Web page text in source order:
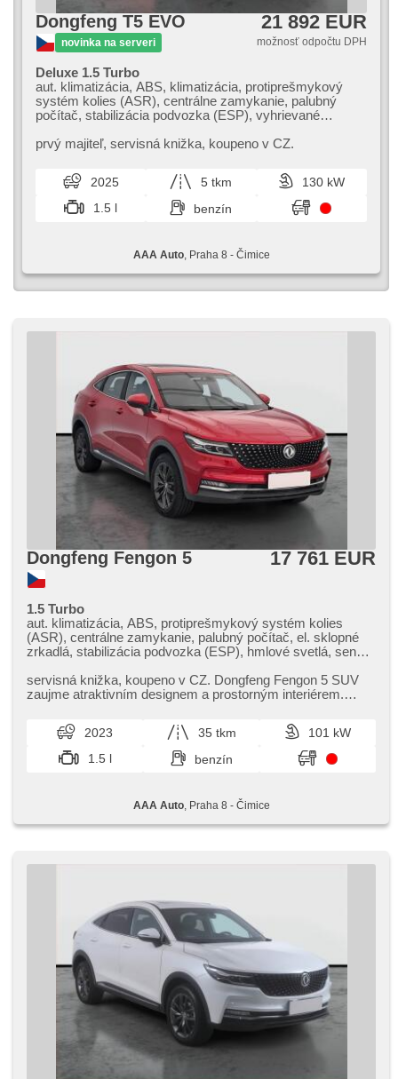
Dongfeng T5 EVO
novinka na serveri
21 892 EUR
možnosť odpočtu DPH
Deluxe 1.5 Turbo
aut. klimatizácia, ABS, klimatizácia, protiprešmykový
systém kolies (ASR), centrálne zamykanie, palubný
počítač, stabilizácia podvozka (ESP), vyhrievané
pneumatikách, USB, 8x airbag, el. nastaviteľné sedadlá,
nosič, strešné okno, autorádio, aut. prevodovka
prvý majiteľ,​ servisná knižka,​ koupeno v CZ.
2025 5 tkm
130 kW
1.5 l
benzín
AAA Auto, Praha 8 - Čimice
Dongfeng Fengon 5 17 761 EUR
1.5 Turbo
aut. klimatizácia, ABS, protiprešmykový systém kolies
(ASR), centrálne zamykanie, palubný počítač, el. sklopné
zrkadlá, stabilizácia podvozka (ESP), hmlové svetlá, senzor
pneumatikách, USB, 4x airbag, el. nastaviteľné sedadlá,
panoramatická strecha, parkovací asistent, posilňovač
servisná knižka,​ koupeno v CZ. Dongfeng Fengon 5 SUV
zaujme atraktivním designem a prostorným interiérem.
2023 35 tkm
101 kW
1.5 l
benzín
AAA Auto, Praha 8 - Čimice